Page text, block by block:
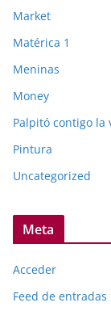
Market
Matérica 1
Meninas
Money
Palpitó contigo la
Pintura
Uncategorized
Meta
Acceder
Feed de entradas